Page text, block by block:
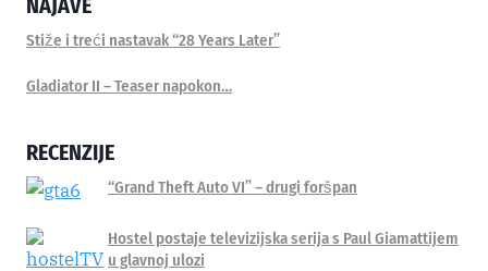
NAJAVE
Stiže i treći nastavak “28 Years Later”
Gladiator II – Teaser napokon…
RECENZIJE
“Grand Theft Auto VI” – drugi foršpan
Hostel postaje televizijska serija s Paul Giamattijem
u glavnoj ulozi